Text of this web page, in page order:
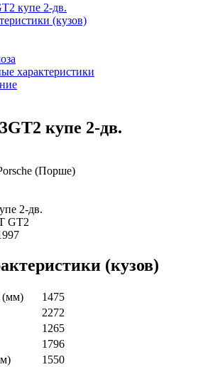
купе 2-дв.
(кузов)
характеристики
купе 2-дв.
(Порше)
2-дв.
GT2
(кузов)
(мм)
1475
2272
1265
1796
1550